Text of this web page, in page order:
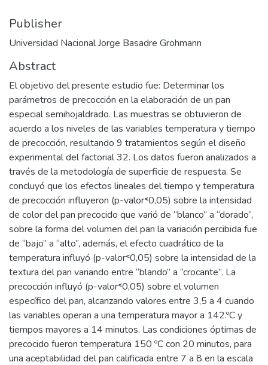
Publisher
Universidad Nacional Jorge Basadre Grohmann
Abstract
El objetivo del presente estudio fue: Determinar los
parámetros de precocción en la elaboración de un pan
especial semihojaldrado. Las muestras se obtuvieron de
acuerdo a los niveles de las variables temperatura y tiempo
de precocción, resultando 9 tratamientos según el diseño
experimental del factorial 32. Los datos fueron analizados a
través de la metodología de superficie de respuesta. Se
concluyó que los efectos lineales del tiempo y temperatura
de precocción influyeron (p-valor˂0,05) sobre la intensidad
de color del pan precocido que varió de “blanco” a “dorado”,
sobre la forma del volumen del pan la variación percibida fue
de “bajo” a “alto”, además, el efecto cuadrático de la
temperatura influyó (p-valor˂0,05) sobre la intensidad de la
textura del pan variando entre “blando” a “crocante”. La
precocción influyó (p-valor˂0,05) sobre el volumen
específico del pan, alcanzando valores entre 3,5 a 4 cuando
las variables operan a una temperatura mayor a 142.ºC y
tiempos mayores a 14 minutos. Las condiciones óptimas de
precocido fueron temperatura 150 ºC con 20 minutos, para
una aceptabilidad del pan calificada entre 7 a 8 en la escala